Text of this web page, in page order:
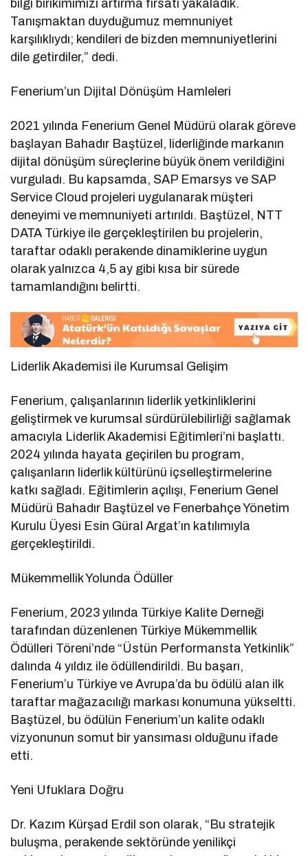
bilgi birikimimizi artırma fırsatı yakaladık.
Tanışmaktan duyduğumuz memnuniyet
karşılıklıydı; kendileri de bizden memnuniyetlerini
dile getirdiler,” dedi.
Fenerium’un Dijital Dönüşüm Hamleleri
2021 yılında Fenerium Genel Müdürü olarak göreve
başlayan Bahadır Baştüzel, liderliğinde markanın
dijital dönüşüm süreçlerine büyük önem verildiğini
vurguladı. Bu kapsamda, SAP Emarsys ve SAP
Service Cloud projeleri uygulanarak müşteri
deneyimi ve memnuniyeti artırıldı. Baştüzel, NTT
DATA Türkiye ile gerçekleştirilen bu projelerin,
taraftar odaklı perakende dinamiklerine uygun
olarak yalnızca 4,5 ay gibi kısa bir sürede
tamamlandığını belirtti.
Liderlik Akademisi ile Kurumsal Gelişim
Fenerium, çalışanlarının liderlik yetkinliklerini
geliştirmek ve kurumsal sürdürülebilirliği sağlamak
amacıyla Liderlik Akademisi Eğitimleri’ni başlattı.
2024 yılında hayata geçirilen bu program,
çalışanların liderlik kültürünü içselleştirmelerine
katkı sağladı. Eğitimlerin açılışı, Fenerium Genel
Müdürü Bahadır Baştüzel ve Fenerbahçe Yönetim
Kurulu Üyesi Esin Güral Argat’ın katılımıyla
gerçekleştirildi.
Mükemmellik Yolunda Ödüller
Fenerium, 2023 yılında Türkiye Kalite Derneği
tarafından düzenlenen Türkiye Mükemmellik
Ödülleri Töreni’nde “Üstün Performansta Yetkinlik”
dalında 4 yıldız ile ödüllendirildi. Bu başarı,
Fenerium’u Türkiye ve Avrupa’da bu ödülü alan ilk
taraftar mağazacılığı markası konumuna yükseltti.
Baştüzel, bu ödülün Fenerium’un kalite odaklı
vizyonunun somut bir yansıması olduğunu ifade
etti.
Yeni Ufuklara Doğru
Dr. Kazım Kürşad Erdil son olarak, “Bu stratejik
buluşma, perakende sektöründe yenilikçi